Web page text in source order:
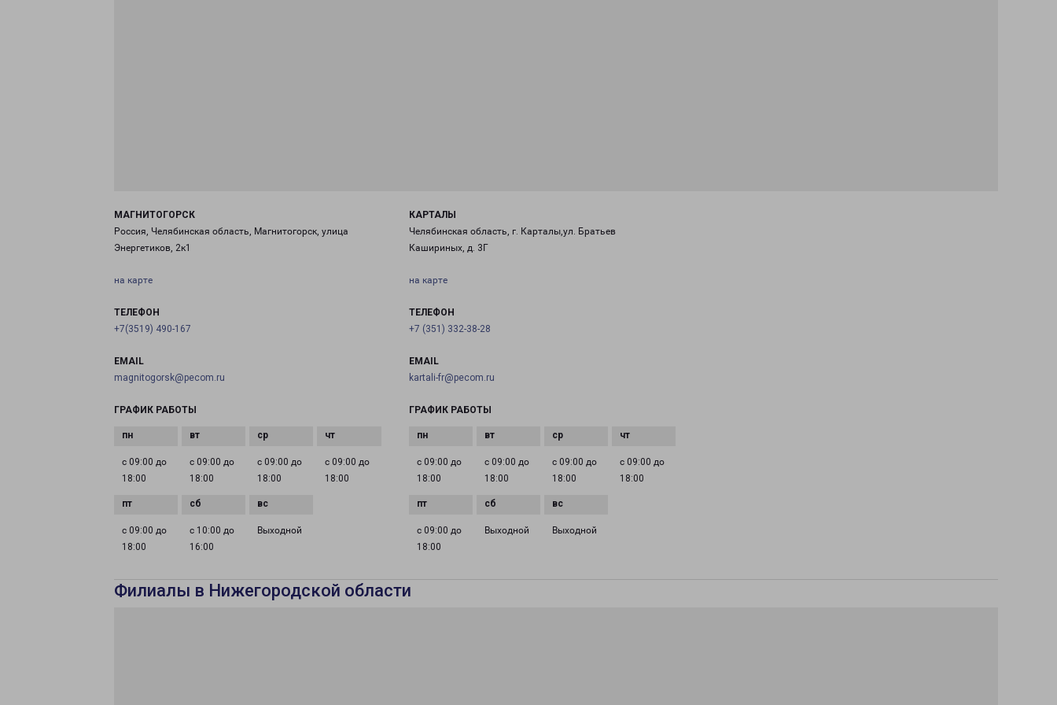
МАГНИТОГОРСК
Россия, Челябинская область, Магнитогорск, улица
Энергетиков, 2к1
на карте
ТЕЛЕФОН
+7(3519) 490-167
EMAIL
magnitogorsk@pecom.ru
ГРАФИК РАБОТЫ
с 09:00 до
18:00
с 09:00 до
18:00
с 09:00 до
18:00
с 09:00 до
18:00
с 09:00 до
18:00
с 10:00 до
16:00
Выходной
КАРТАЛЫ
Челябинская область, г. Карталы,ул. Братьев
Кашириных, д. 3Г
на карте
ТЕЛЕФОН
+7 (351) 332-38-28
EMAIL
kartali-fr@pecom.ru
ГРАФИК РАБОТЫ
с 09:00 до
18:00
с 09:00 до
18:00
с 09:00 до
18:00
с 09:00 до
18:00
с 09:00 до
18:00
Выходной Выходной
Филиалы в Нижегородской области